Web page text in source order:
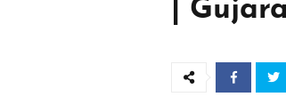
|